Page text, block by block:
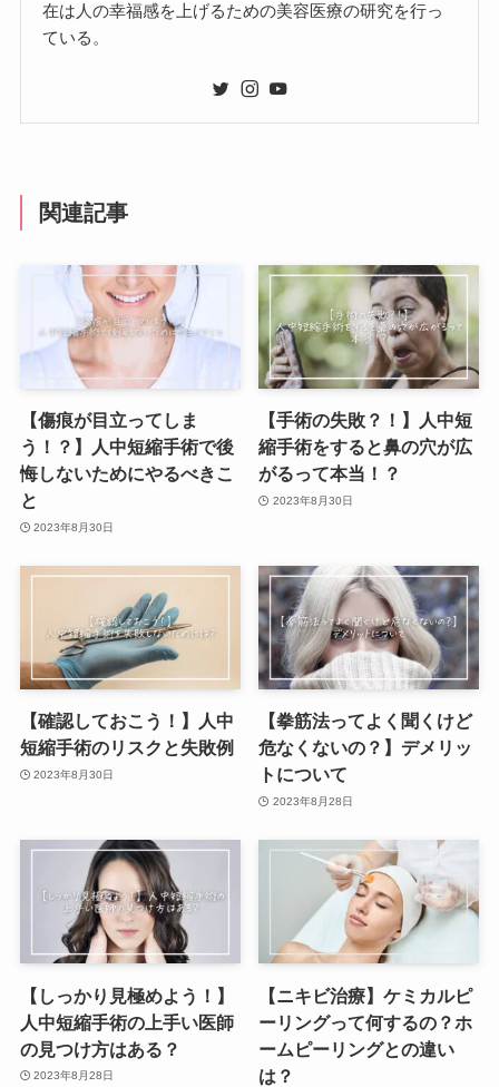
在は人の幸福感を上げるための美容医療の研究を行っ
ている。
関連記事
【傷痕が目立ってしま
う！？】人中短縮手術で後
悔しないためにやるべきこ
と
2023年8月30日
【手術の失敗？！】人中短
縮手術をすると鼻の穴が広
がるって本当！？
2023年8月30日
【確認しておこう！】人中
短縮手術のリスクと失敗例
2023年8月30日
【拳筋法ってよく聞くけど
危なくないの？】デメリッ
トについて
2023年8月28日
【しっかり見極めよう！】
人中短縮手術の上手い医師
の見つけ方はある？
2023年8月28日
【ニキビ治療】ケミカルピ
ーリングって何するの？ホ
ームピーリングとの違い
は？